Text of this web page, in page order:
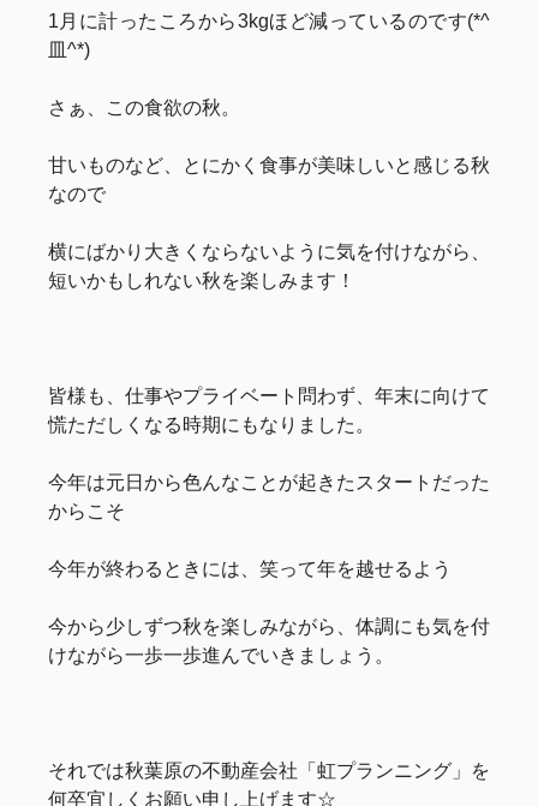
1月に計ったころから3kgほど減っているのです(*^
皿^*)
さぁ、この食欲の秋。
甘いものなど、とにかく食事が美味しいと感じる秋
なので
横にばかり大きくならないように気を付けながら、
短いかもしれない秋を楽しみます！
皆様も、仕事やプライベート問わず、年末に向けて
慌ただしくなる時期にもなりました。
今年は元日から色んなことが起きたスタートだった
からこそ
今年が終わるときには、笑って年を越せるよう
今から少しずつ秋を楽しみながら、体調にも気を付
けながら一歩一歩進んでいきましょう。
それでは秋葉原の不動産会社「虹プランニング」を
何卒宜しくお願い申し上げます☆